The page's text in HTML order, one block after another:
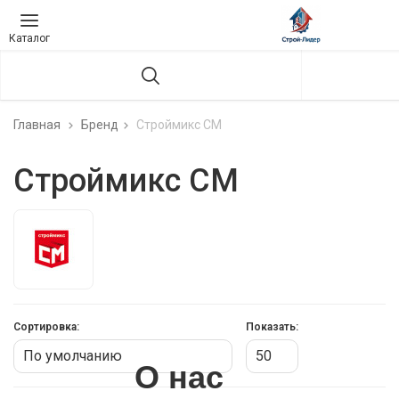
Каталог
Главная Бренд Строймикс СМ
Строймикс СМ
О нас
Сортировка: Показать: